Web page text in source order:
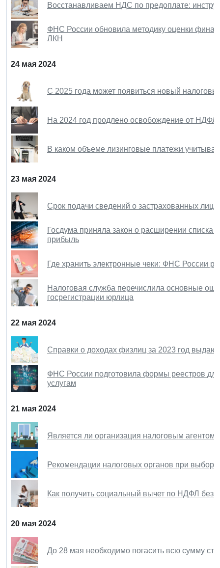
Восстанавливаем НДС по предоплате:
ФНС России обновила методику оценки
ЛКН
24 мая 2024
С 2025 года может появиться новый
На 2024 год продлено освобождение от
В каком объеме лизинговые платежи
23 мая 2024
Срок подачи сведений о застрахованных
Госдума приняла закон о расширении списка
прибыль
Где хранить электронные чеки: ФНС России
Налоговая служба перечислила основные
госрегистрации юрлица
22 мая 2024
Справки о доходах физлиц за 2023 год
ФНС России подготовила формы реестров
услугам
21 мая 2024
Является ли организация налоговым
Рекомендации налоговых органов при
Как получить социальный вычет по НДФЛ без
20 мая 2024
До 28 мая необходимо погасить всю сумму